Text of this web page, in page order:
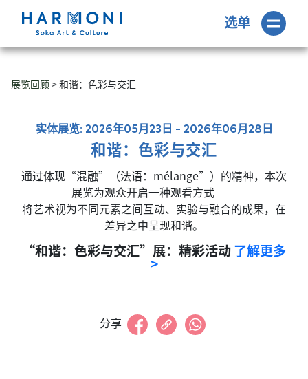
选单
展览回顾> 和谐：色彩与交汇
实体展览: 2026年05月23日 - 2026年06月28日
和谐：色彩与交汇
通过体现“混融”（法语：mélange”）的精神，本次
展览为观众开启一种观看方式——
将艺术视为不同元素之间互动、实验与融合的成果，在
差异之中呈现和谐。
“和谐：色彩与交汇”展：精彩活动了解更多
>
分享